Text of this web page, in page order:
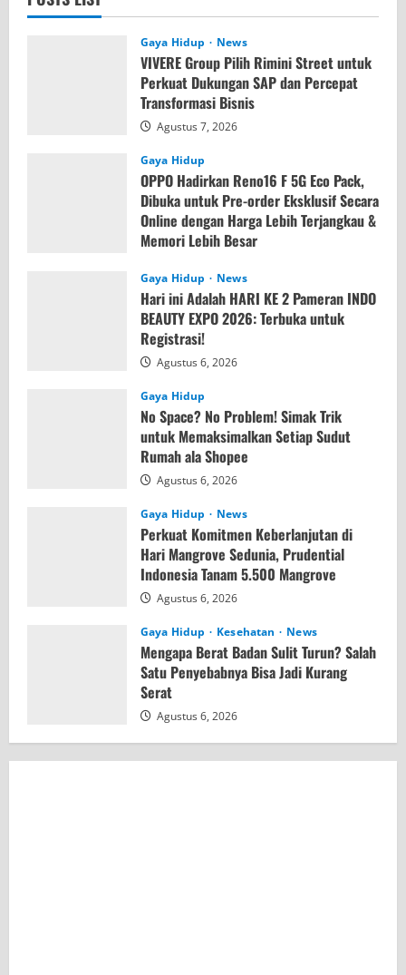
Gaya Hidup News
VIVERE Group Pilih Rimini Street untuk
Perkuat Dukungan SAP dan Percepat
Transformasi Bisnis
Agustus 7, 2026
Gaya Hidup
OPPO Hadirkan Reno16 F 5G Eco Pack,
Dibuka untuk Pre-order Eksklusif Secara
Online dengan Harga Lebih Terjangkau &
Memori Lebih Besar
Gaya Hidup
News
Hari ini Adalah HARI KE 2 Pameran INDO
BEAUTY EXPO 2026: Terbuka untuk
Registrasi!
Agustus 6, 2026
Gaya Hidup
No Space? No Problem! Simak Trik
untuk Memaksimalkan Setiap Sudut
Rumah ala Shopee
Agustus 6, 2026
Gaya Hidup News
Perkuat Komitmen Keberlanjutan di
Hari Mangrove Sedunia, Prudential
Indonesia Tanam 5.500 Mangrove
Agustus 6, 2026
Gaya Hidup Kesehatan News
Mengapa Berat Badan Sulit Turun? Salah
Satu Penyebabnya Bisa Jadi Kurang
Serat
Agustus 6, 2026